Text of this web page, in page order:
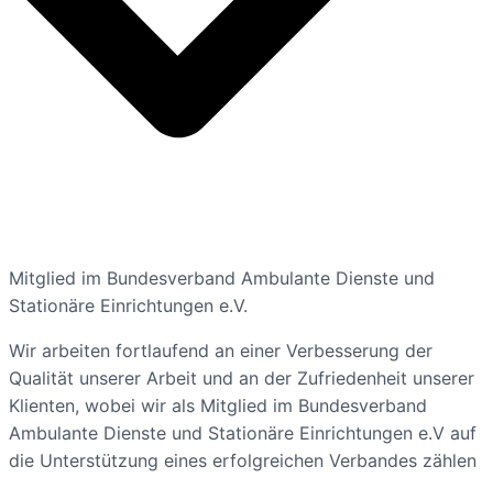
Mitglied im Bundesverband Ambulante Dienste und
Stationäre Einrichtungen e.V.
Wir arbeiten fortlaufend an einer Verbesserung der
Qualität unserer Arbeit und an der Zufriedenheit unserer
Klienten, wobei wir als Mitglied im Bundesverband
Ambulante Dienste und Stationäre Einrichtungen e.V auf
die Unterstützung eines erfolgreichen Verbandes zählen